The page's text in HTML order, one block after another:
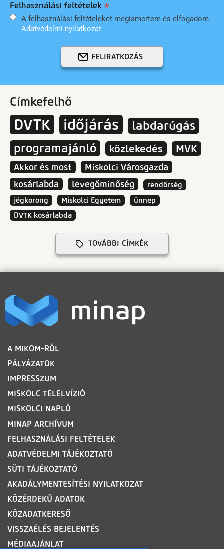
Felhasználási feltételek
A felhasználási feltételeket megismertem és elfogadom.
Adatvédelmi nyilatkozat
FELIRATKOZÁS
Címkefelhő
DVTK időjárás
labdarúgás
programajánló
közlekedés MVK
Akkor és most
Miskolci Városgazda
kosárlabda
levegőminőség
rendőrség
jégkorong
Miskolci Egyetem
ünnep
DVTK kosárlabda
TOVÁBBI CÍMKÉK
LÁBLÉC
A MIKOM-RÓL
PÁLYÁZATOK
IMPRESSZUM
MISKOLC TELELVÍZIÓ
MISKOLCI NAPLÓ
MINAP ARCHÍVUM
FELHASZNÁLÁSI FELTÉTELEK
ADATVÉDELMI TÁJÉKOZTATÓ
SÜTI TÁJÉKOZTATÓ
AKADÁLYMENTESÍTÉSI NYILATKOZAT
KÖZÉRDEKŰ ADATOK
KÖZADATKERESŐ
VISSZAÉLÉS BEJELENTÉS
MÉDIAAJÁNLAT